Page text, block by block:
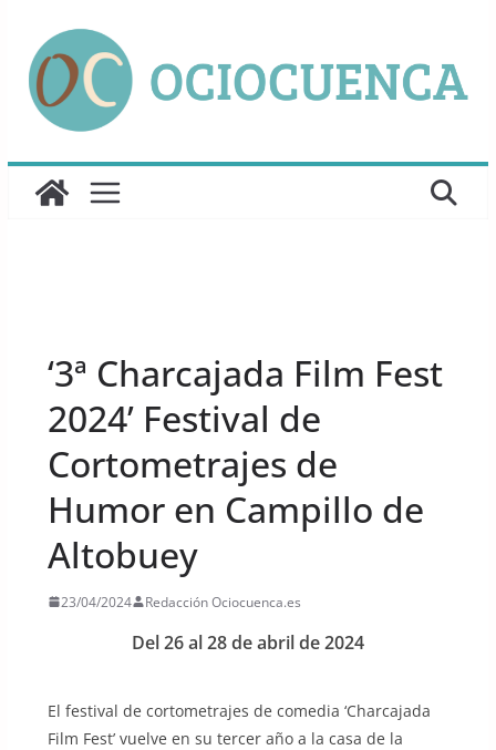
contenido
‘3ª Charcajada Film Fest
2024’ Festival de
Cortometrajes de
Humor en Campillo de
Altobuey
23/04/2024 Redacción Ociocuenca.es
Del 26 al 28 de abril de 2024
El festival de cortometrajes de comedia ‘Charcajada
Film Fest’ vuelve en su tercer año a la casa de la